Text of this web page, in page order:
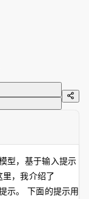
型，基于输入提示
，我介绍了
示。 下面的提示用